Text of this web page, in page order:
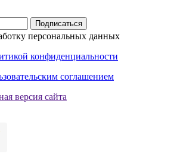
Подписаться
персональных данных
конфиденциальности
соглашением
версия сайта